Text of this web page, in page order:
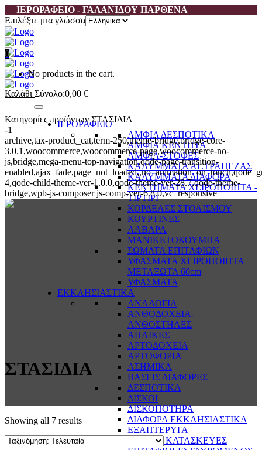
ΙΕΡΟΡΑΦΕΙΟ - ΓΑΛΑΝΙΔΟΥ ΠΑΡΘΕΝΑ
Επιλέξτε μια γλώσσα
0
No products in the cart.
Καλάθι Σύνολο:0,00 €
ΙΕΡΟΡΑΦΕΙΟ
ΑΜΦΙΑ ΔΕΣΠΟΤΙΚΑ
ΑΜΦΙΑ ΚΕΝΤΗΤΑ
ΑΜΦΙΑ-ΣΤΟΦΕΣ
ΚΑΛΥΜΜΑΤΑ ΑΓ.ΤΡΑΠΕΖΑΣ
ΚΑΛΥΜΜΑΤΑ ΔΙΑΦΟΡΑ
ΚΕΝΤΗΜΑΤΑ ΧΕΙΡΟΠΟΙΗΤΑ -
ΤΙΡΤΙΡΙ
ΚΟΡΔΕΛΕΣ ΣΤΟΛΙΣΜΟΥ
ΚΟΥΡΤΙΝΕΣ
ΛΑΒΑΡΑ
ΜΑΝΙΚΕΤΟΚΟΥΜΠΑ
ΣΩΜΑΤΑ ΕΠΙΤΑΦΙΩΝ
ΥΦΑΣΜΑΤΑ ΧΕΙΡΟΠΟΙΗΤΑ
ΜΕΤΑΞΩΤΑ 60cm
ΥΦΑΣΜΑΤΑ
ΕΚΚΛΗΣΙΑΣΤΙΚΑ
ΑΝΑΛΟΓΙΑ
ΑΝΘΟΔΟΧΕΙΑ-
ΑΝΘΟΣΤΗΛΕΣ
ΑΠΛΙΚΕΣ
ΑΡΤΟΔΟΧΕΙΑ
ΑΡΤΟΦΟΡΙΑ
ΑΣΗΜΙΚΑ
ΒΑΣΕΙΣ ΔΙΑΦΟΡΕΣ
ΔΕΣΠΟΤΙΚΑ
ΔΙΣΚΟΙ
ΔΙΣΚΟΠΟΤΗΡΑ
ΔΙΑΦΟΡΑ ΕΚΚΛΗΣΙΑΣΤΙΚΑ
ΕΞΑΠΤΕΡΥΓΑ
ΕΙΔΙΚΕΣ ΚΑΤΑΣΚΕΥΕΣ
Κατηγορίες προϊόντων ΣΤΑΣΙΔΙΑ
-1
archive,tax-product_cat,term-250,theme-bridge,bridge-core-
3.0.1,woocommerce,woocommerce-page,woocommerce-no-
js,bridge,mega-menu-top-navigation,qode-page-transition-
4,qode-child-theme-ver-1.0.0,qode-theme-ver-28.7,qode-theme-
bridge,wpb-js-composer js-comp-ver-6.8.0,vc_responsive
ΣΤΑΣΙΔΙΑ
Showing all 7 results